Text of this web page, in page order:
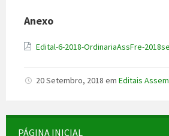
Anexo
Edital-6-2018-OrdinariaAssFre-
20 Setembro, 2018 em Editais
PÁGINA INICIAL